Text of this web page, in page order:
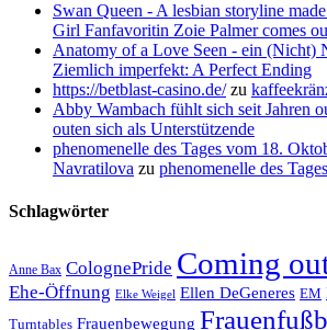
Swan Queen - A lesbian storyline
Girl Fanfavoritin Zoie Palmer comes
Anatomy of a Love Seen - ein (Nicht)
Ziemlich imperfekt: A Perfect Ending
https://betblast-casino.de/zu
Abby Wambach fühlt sich seit Jahren
outen sich als Unterstützende
phenomenelle des Tages vom 18.
Navratilova zu phenomenelle des
Schlagwörter
Anne Bax ColognePride Coming
Ehe-Öffnung Elke Weigel Ellen DeGeneres EM
Turntables Frauenbewegung